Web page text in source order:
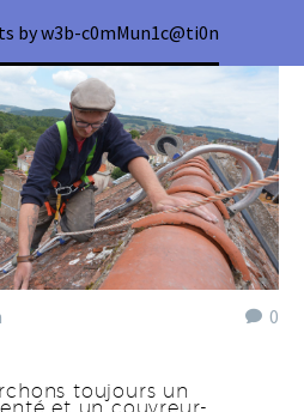
by w3b-c0mMun1c@ti0n
0
toujours un